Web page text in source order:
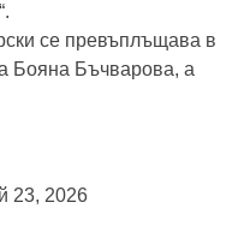
се превъплъщава в
Бояна Бъчварова, а
23, 2026